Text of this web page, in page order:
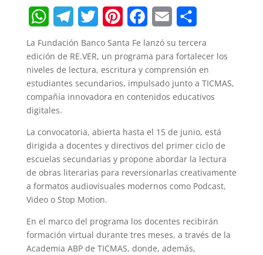
h
a
t
s
A
p
p
T
e
l
e
g
r
a
m
w
i
t
e
r
i
n
t
r
e
s
t
a
c
e
o
o
k
m
a
i
h
a
r
La Fundación Banco Santa Fe lanzó su tercera
edición de RE.VER, un programa para fortalecer los
niveles de lectura, escritura y comprensión en
estudiantes secundarios, impulsado junto a TICMAS,
compañía innovadora en contenidos educativos
digitales.
La convocatoria, abierta hasta el 15 de junio, está
dirigida a docentes y directivos del primer ciclo de
escuelas secundarias y propone abordar la lectura
de obras literarias para reversionarlas creativamente
a formatos audiovisuales modernos como Podcast,
Video o Stop Motion.
En el marco del programa los docentes recibirán
formación virtual durante tres meses, a través de la
Academia ABP de TICMAS, donde, además,